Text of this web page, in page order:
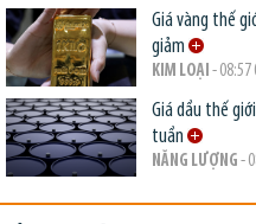
Giá vàng thế
giảm
KIM LOẠI - 08:57
Giá dầu thế
tuần
NĂNG LƯỢNG -